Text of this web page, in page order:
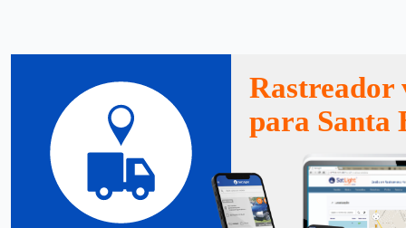
Rastreador
para Santa